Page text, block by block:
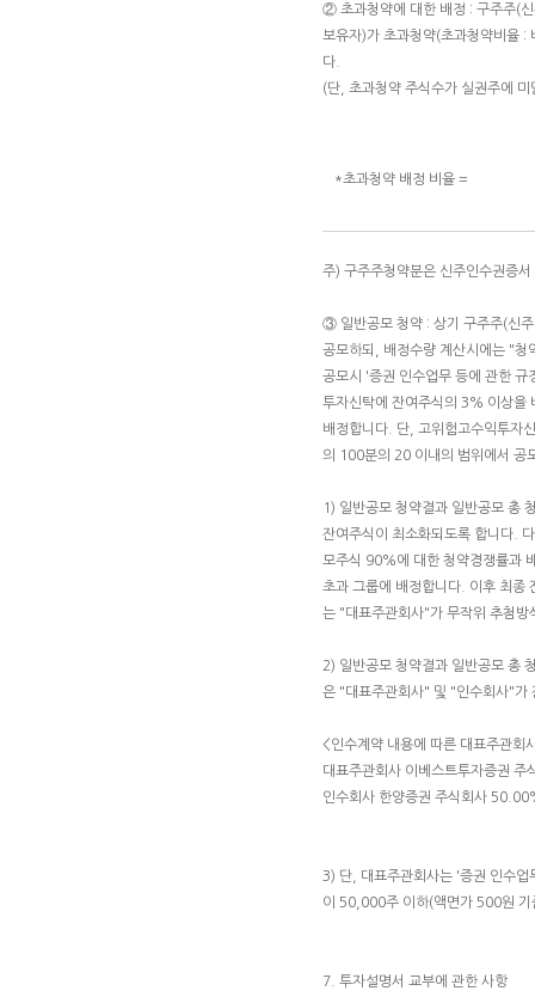
② 초과청약에 대한 배정 : 구주주(
보유자)가 초과청약(초과청약비율 :
다.
(단, 초과청약 주식수가 실권주에
*초과청약 배정 비율 =
주) 구주주청약분은 신주인수권증
③ 일반공모 청약 : 상기 구주주(신
공모하되, 배정수량 계산시에는 "청
공모시 '증권 인수업무 등에 관한
투자신탁에 잔여주식의 3% 이상을
배정합니다. 단, 고위험고수익투자
의 100분의 20 이내의 범위에서 공
1) 일반공모 청약결과 일반공모 총
잔여주식이 최소화되도록 합니다.
모주식 90%에 대한 청약경쟁률과
초과 그룹에 배정합니다. 이후 최종
는 "대표주관회사"가 무작위 추첨방
2) 일반공모 청약결과 일반공모 총
은 "대표주관회사" 및 "인수회사"가
<인수계약 내용에 따른 대표주관회
대표주관회사 이베스트투자증권
인수회사 한양증권 주식회사
3) 단, 대표주관회사는 '증권 인수업
이 50,000주 이하(액면가 500원 기
7. 투자설명서 교부에 관한 사항